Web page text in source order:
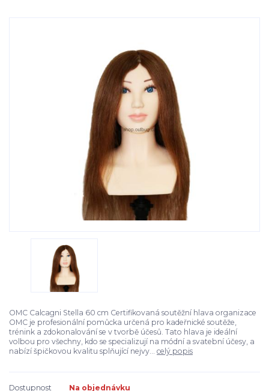
OMC Calcagni Stella 60 cm Certifikovaná soutěžní hlava organizace
OMC je profesionální pomůcka určená pro kadeřnické soutěže,
trénink a zdokonalování se v tvorbě účesů. Tato hlava je ideální
volbou pro všechny, kdo se specializují na módní a svatební účesy, a
nabízí špičkovou kvalitu splňující nejvy... celý popis
Dostupnost Na objednávku